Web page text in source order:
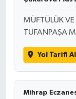
MÜFTÜLÜK
TUFANPAŞA
Yol Tarifi Al
Mihrap